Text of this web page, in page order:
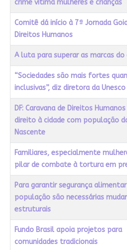
crime vitima mulheres e crianças
Comitê dá início à 7ª Jornada
Direitos Humanos
A luta para superar as marcas do
“Sociedades são mais fortes
inclusivas”, diz diretora da Unesco
DF: Caravana de Direitos
direito à cidade com população
Nascente
Familiares, especialmente
pilar de combate à tortura em
Para garantir segurança
população são necessárias
estruturais
Fundo Brasil apoia projetos para
comunidades tradicionais